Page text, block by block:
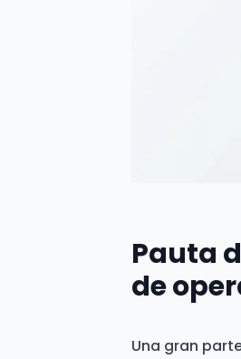
Pauta
de
Una gran